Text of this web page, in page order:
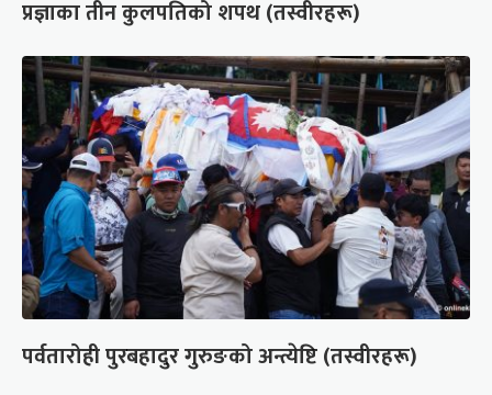
प्रज्ञाका तीन कुलपतिको शपथ (तस्वीरहरू)
पर्वतारोही पुरबहादुर गुरुङको अन्त्येष्टि (तस्वीरहरू)